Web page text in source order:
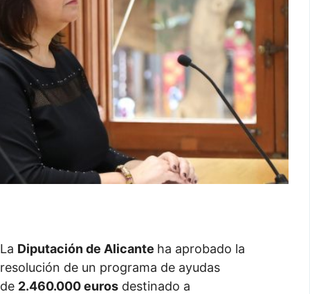
La Diputación de Alicante ha aprobado la
resolución de un programa de ayudas
de 2.460.000 euros destinado a